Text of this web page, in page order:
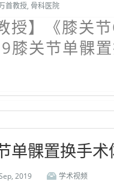
首教授, 骨科医院
授】《膝关
关节单髁
单髁置换手术
2019
学术视频